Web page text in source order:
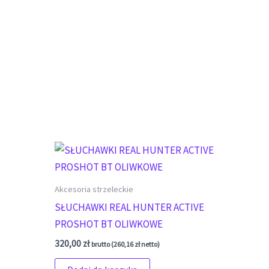
Akcesoria strzeleckie
SŁUCHAWKI REAL HUNTER ACTIVE
PROSHOT BT OLIWKOWE
320,00 zł brutto (260,16złnetto)